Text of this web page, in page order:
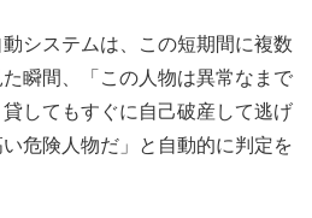
システムは、この短期間に複数
瞬間、「この人物は異常なまで
してもすぐに自己破産して逃げ
危険人物だ」と自動的に判定を